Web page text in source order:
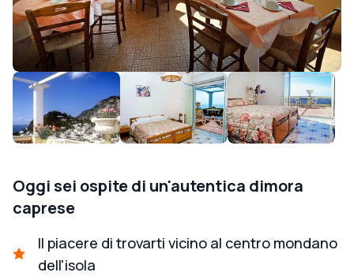
Oggi sei ospite di un'autentica dimora
caprese
Il piacere di trovarti vicino al centro mondano
dell'isola